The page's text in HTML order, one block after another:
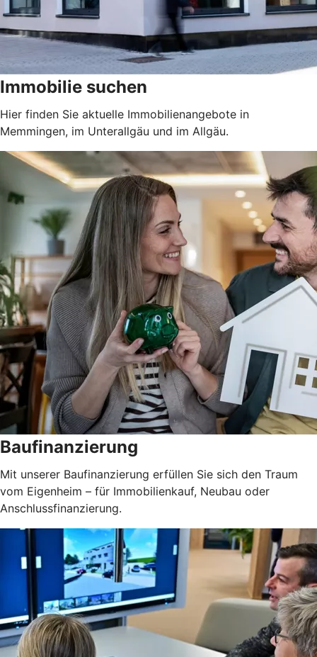
Immobilie suchen
Hier finden Sie aktuelle Immobilienangebote in
Memmingen, im Unterallgäu und im Allgäu.
Baufinanzierung
Mit unserer Baufinanzierung erfüllen Sie sich den Traum
vom Eigenheim – für Immobilienkauf, Neubau oder
Anschlussfinanzierung.